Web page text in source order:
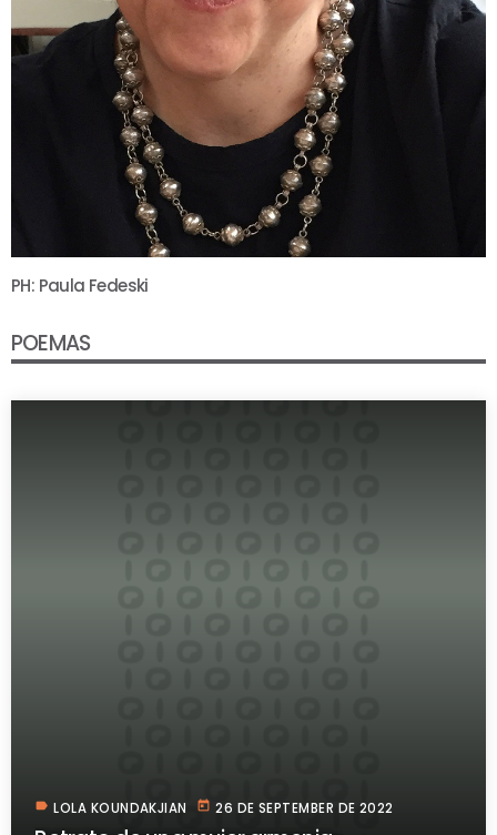
PH: Paula Fedeski
POEMAS
label LOLA KOUNDAKJIAN today 26 DE SEPTEMBER DE 2022